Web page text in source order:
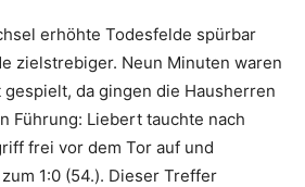
erhöhte Todesfelde spürbar
zielstrebiger. Neun Minuten waren
da gingen die Hausherren
Führung: Liebert tauchte nach
frei vor dem Tor auf und
1:0 (54.). Dieser Treffer